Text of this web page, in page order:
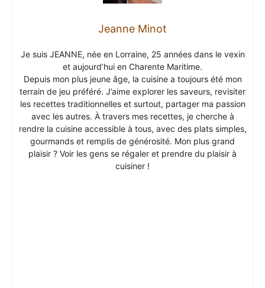
Jeanne Minot
Je suis JEANNE, née en Lorraine, 25 années dans le vexin
et aujourd’hui en Charente Maritime.
Depuis mon plus jeune âge, la cuisine a toujours été mon
terrain de jeu préféré. J’aime explorer les saveurs, revisiter
les recettes traditionnelles et surtout, partager ma passion
avec les autres. À travers mes recettes, je cherche à
rendre la cuisine accessible à tous, avec des plats simples,
gourmands et remplis de générosité. Mon plus grand
plaisir ? Voir les gens se régaler et prendre du plaisir à
cuisiner !